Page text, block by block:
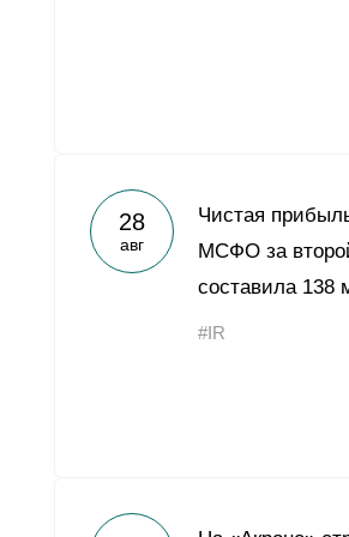
О Группе «Акрон»
География
28
авг
Чистая
МСФО за
составила
#IR